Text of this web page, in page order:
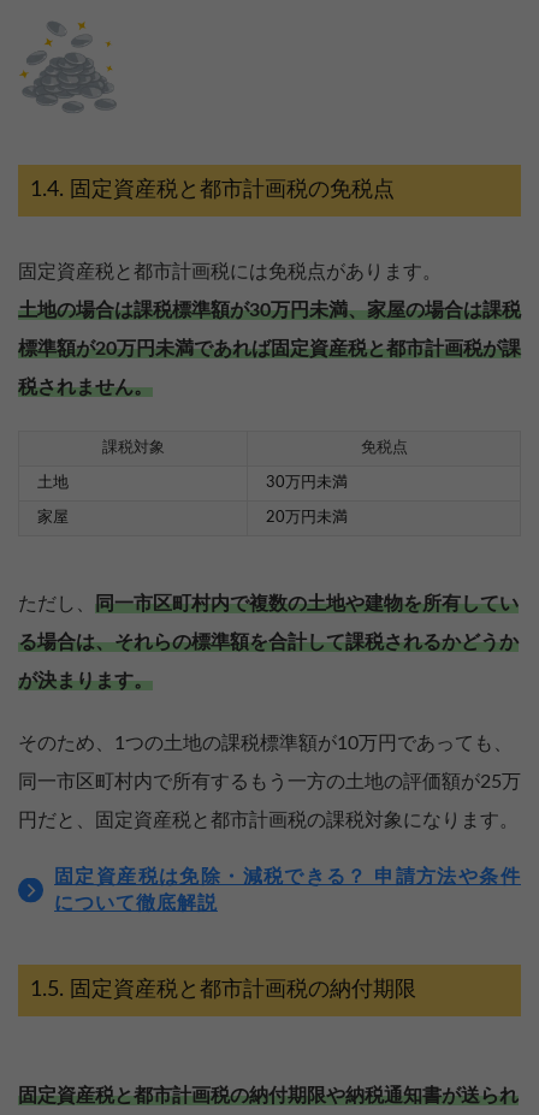
固定資産税と都市計画税の免税点
固定資産税と都市計画税には免税点があります。
土地の場合は課税標準額が30万円未満、家屋の場合は課税
標準額が20万円未満であれば固定資産税と都市計画税が課
税されません。
課税対象 免税点
土地 30万円未満
家屋 20万円未満
ただし、 同一市区町村内で複数の土地や建物を所有してい
る場合は、それらの標準額を合計して課税されるかどうか
が決まります。
そのため、1つの土地の課税標準額が10万円であっても、
同一市区町村内で所有するもう一方の土地の評価額が25万
円だと、固定資産税と都市計画税の課税対象になります。
固定資産税は免除・減税できる？ 申請方法や条件
について徹底解説
固定資産税と都市計画税の納付期限
固定資産税と都市計画税の納付期限や納税通知書が送られ